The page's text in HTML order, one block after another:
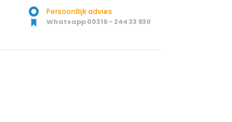
Persoonllijk advies
Whatsapp 00316 - 244 33 930